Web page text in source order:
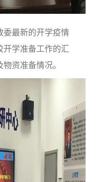
委最新的开学疫情
开学准备工作的汇
资准备情况。